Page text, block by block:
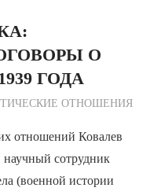
О
ГОДА
ОТНОШЕНИЯ
отношений Ковалeв
сотрудник
(военной истории